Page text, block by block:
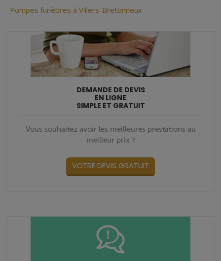
Pompes funèbres à Villers-Bretonneux
DEMANDE DE DEVIS
EN LIGNE
SIMPLE ET GRATUIT
Vous souhaitez avoir les meilleures prestations au
meilleur prix ?
VOTRE DEVIS GRATUIT